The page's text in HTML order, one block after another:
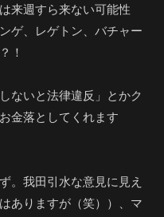
来週すら来ない可能性
ゲ、レゲトン、バチャー
！
ないと法律違反」とかク
金落としてくれます
。我田引水な意見に見え
ありますが（笑））、マ